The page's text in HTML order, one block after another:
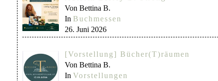
Von Bettina B.
In Buchmessen
26. Juni 2026
[Vorstellung] Bücher(T)räumen
Von Bettina B.
In Vorstellungen